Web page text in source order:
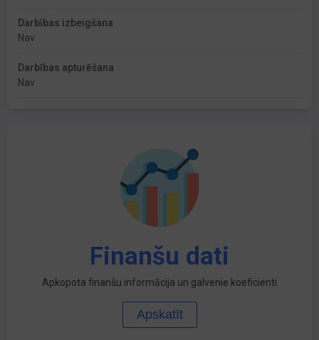
Darbības izbeigšana
Nav
Darbības apturēšana
Nav
Finanšu dati
Apkopota finanšu informācija un galvenie koeficienti
Apskatīt